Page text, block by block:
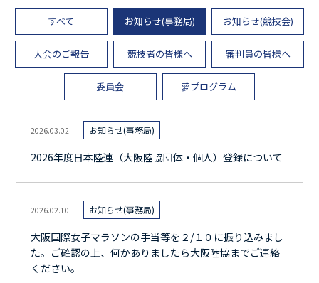
大阪陸上競技協会とは
すべて お知らせ(事務局) お知らせ(競技会)
大会のご報告 競技者の皆様へ 審判員の皆様へ
委員会 夢プログラム
2026.03.02 お知らせ(事務局)
2026年度日本陸連（大阪陸協団体・個人）登録について
2026.02.10 お知らせ(事務局)
大阪国際女子マラソンの手当等を２/１０に振り込みまし
た。ご確認の上、何かありましたら大阪陸協までご連絡
ください。